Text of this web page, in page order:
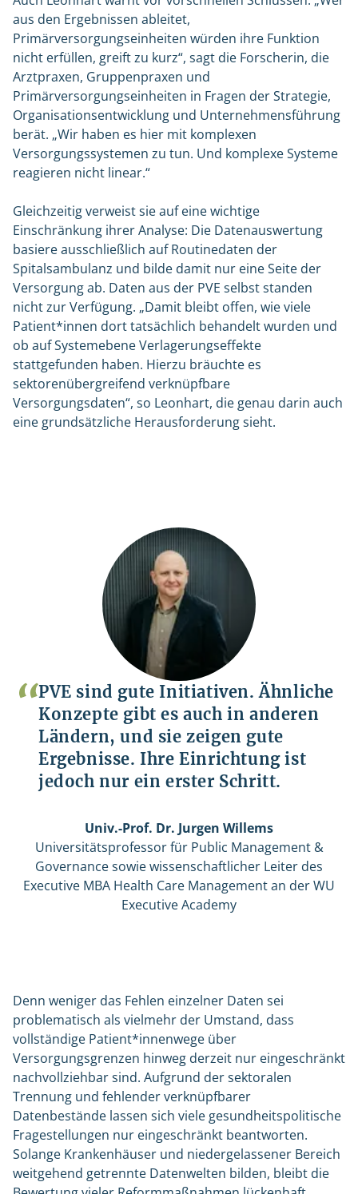
aus den Ergebnissen ableitet,
Primärversorgungseinheiten würden ihre Funktion
nicht erfüllen, greift zu kurz“, sagt die Forscherin, die
Arztpraxen, Gruppenpraxen und
Primärversorgungseinheiten in Fragen der Strategie,
Organisationsentwicklung und Unternehmensführung
berät. „Wir haben es hier mit komplexen
Versorgungssystemen zu tun. Und komplexe Systeme
reagieren nicht linear.“
Gleichzeitig verweist sie auf eine wichtige
Einschränkung ihrer Analyse: Die Datenauswertung
basiere ausschließlich auf Routinedaten der
Spitalsambulanz und bilde damit nur eine Seite der
Versorgung ab. Daten aus der PVE selbst standen
nicht zur Verfügung. „Damit bleibt offen, wie viele
Patient*innen dort tatsächlich behandelt wurden und
ob auf Systemebene Verlagerungseffekte
stattgefunden haben. Hierzu bräuchte es
sektorenübergreifend verknüpfbare
Versorgungsdaten“, so Leonhart, die genau darin auch
eine grundsätzliche Herausforderung sieht.
PVE sind gute Initiativen. Ähnliche
Konzepte gibt es auch in anderen
Ländern, und sie zeigen gute
Ergebnisse. Ihre Einrichtung ist
jedoch nur ein erster Schritt.
Univ.-Prof. Dr. Jurgen Willems
Universitätsprofessor für Public Management &
Governance sowie wissenschaftlicher Leiter des
Executive MBA Health Care Management an der WU
Executive Academy
Denn weniger das Fehlen einzelner Daten sei
problematisch als vielmehr der Umstand, dass
vollständige Patient*innenwege über
Versorgungsgrenzen hinweg derzeit nur eingeschränkt
nachvollziehbar sind. Aufgrund der sektoralen
Trennung und fehlender verknüpfbarer
Datenbestände lassen sich viele gesundheitspolitische
Fragestellungen nur eingeschränkt beantworten.
Solange Krankenhäuser und niedergelassener Bereich
weitgehend getrennte Datenwelten bilden, bleibt die